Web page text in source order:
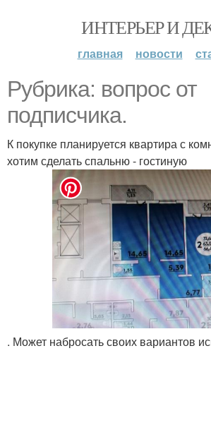
ИНТЕРЬЕР И
главная новости
Рубрика: вопрос от
подписчика.
К покупке планируется квартира с
хотим сделать спальню - гостиную
. Может набросать своих вариантов